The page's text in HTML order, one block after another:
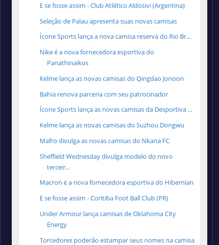
E se fosse assim - Club Atlético Aldosivi (Argentina)
Seleção de Palau apresenta suas novas camisas
Ícone Sports lança a nova camisa reserva do Rio Br...
Nike é a nova fornecedora esportiva do
Panathinaikos
Kelme lança as novas camisas do Qingdao Jonoon
Bahia renova parceria com seu patrocinador
Ícone Sports lança as novas camisas da Desportiva ...
Kelme lança as novas camisas do Suzhou Dongwu
Mafro divulga as novas camisas do Nkana FC
Sheffield Wednesday divulga modelo do novo
terceir...
Macron é a nova fornecedora esportiva do Hibernian
E se fosse assim - Coritiba Foot Ball Club (PR)
Under Armour lança camisas de Oklahoma City
Energy
Torcedores poderão estampar seus nomes na camisa